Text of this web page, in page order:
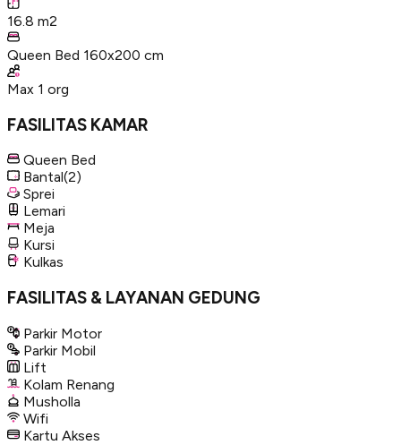
16.8 m2
Queen Bed 160x200 cm
Max 1 org
FASILITAS KAMAR
Queen Bed
Bantal(2)
Sprei
Lemari
Meja
Kursi
Kulkas
FASILITAS & LAYANAN GEDUNG
Parkir Motor
Parkir Mobil
Lift
Kolam Renang
Musholla
Wifi
Kartu Akses